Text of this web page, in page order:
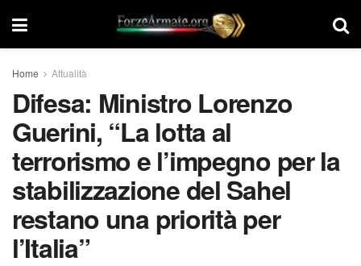
Home Attualità
Difesa: Ministro Lorenzo
Guerini, “La lotta al
terrorismo e l’impegno per la
stabilizzazione del Sahel
restano una priorità per
l’Italia”